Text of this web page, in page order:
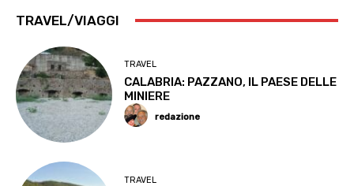
TRAVEL/VIAGGI
TRAVEL
CALABRIA: PAZZANO, IL PAESE DELLE
MINIERE
redazione
TRAVEL